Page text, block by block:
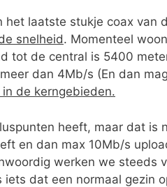
het laatste stukje coax van
snelheid. Momenteel
tot de central is 5400
dan 4Mb/s (En dan
de kerngebieden.
heeft, maar dat is
en dan max 10Mb/s
werken we steeds
iets dat een normaal gezin